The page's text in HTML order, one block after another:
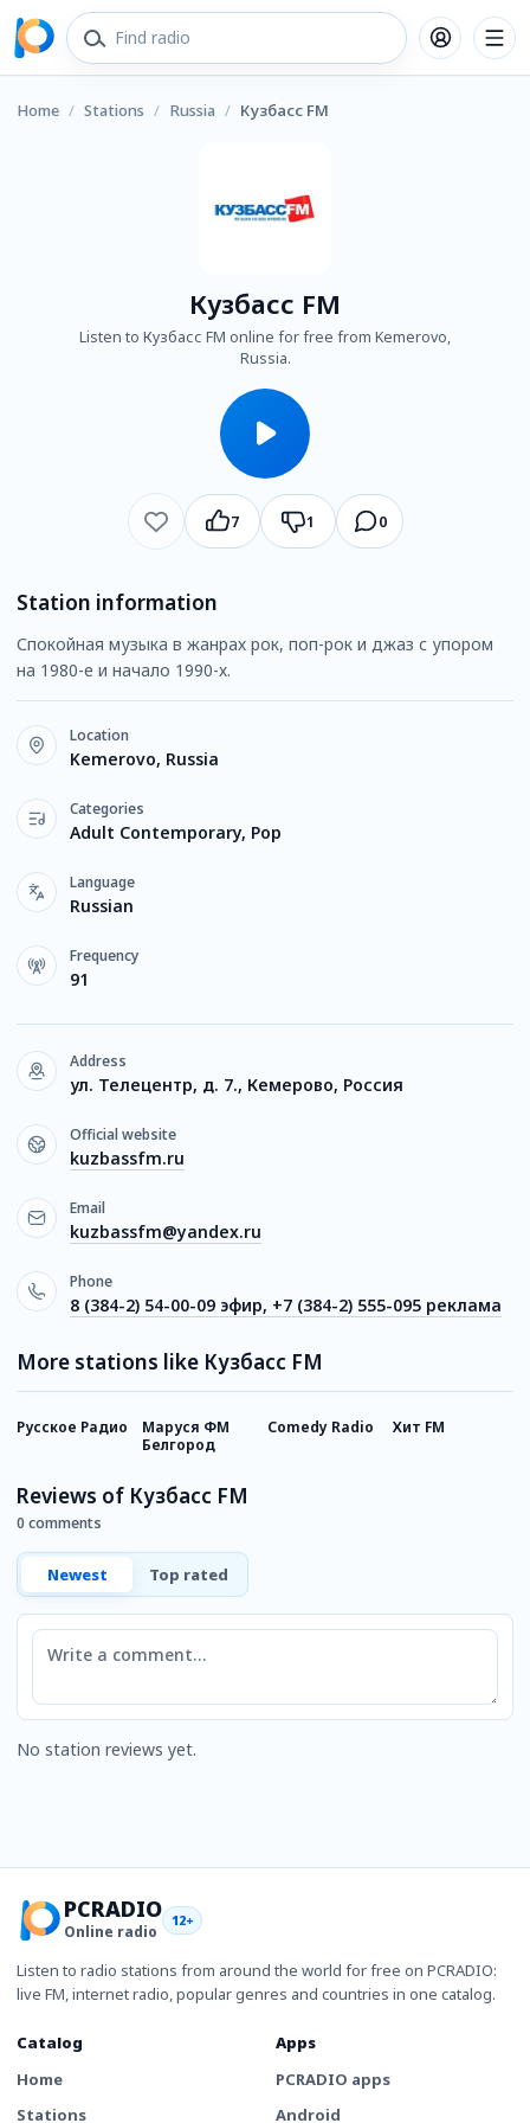
Home / Stations / Russia / Кузбасс FM
Кузбасс FM
Listen to Кузбасс FM online for free from Kemerovo,
Russia.
7 1 0
Station information
Спокойная музыка в жанрах рок, поп-рок и джаз с упором
на 1980-е и начало 1990-х.
Location
Kemerovo, Russia
Categories
Adult Contemporary, Pop
Language
Russian
Frequency
91
Address
ул. Телецентр, д. 7., Кемерово, Россия
Official website
kuzbassfm.ru
Email
kuzbassfm@yandex.ru
Phone
8 (384-2) 54-00-09 эфир, +7 (384-2) 555-095 реклама
More stations like Кузбасс FM
Русское Радио
Маруся ФМ
Белгород
Comedy Radio Хит FM
Reviews of Кузбасс FM
0 comments
Newest Top rated
Comment
No station reviews yet.
PCRADIO
Online radio
12+
Listen to radio stations from around the world for free on PCRADIO:
live FM, internet radio, popular genres and countries in one catalog.
Catalog
Home
Stations
Apps
PCRADIO apps
Android